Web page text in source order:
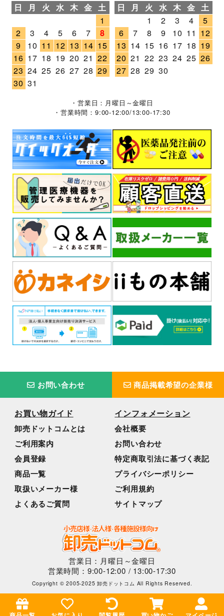
日
月 火 水 木 金 土
1
2
3 4 5 6 7
8
9
10 11 12 13 14 15
16 17 18 19 20 21 22
23 24 25 26 27 28 29
30 31
日
月 火 水 木 金 土
1
2 3 4
5
6
7 8 9 10 11 12
13 14 15 16 17 18 19
20 21 22 23 24 25 26
27 28 29 30
・営業日：月曜日～金曜日
・営業時間：9:00-12:00/13:00-17:30
お問い合わせ 商品掲載希望の企業様
お買い物ガイド
卸売ドットコムとは
ご利用案内
会員登録
商品一覧
取扱いメーカー様
よくあるご質問
インフォメーション
会社概要
お問い合わせ
特定商取引法に基づく表記
プライバシーポリシー
ご利用規約
サイトマップ
営業日：月曜日～金曜日
営業時間：9:00-12:00 / 13:00-17:30
Copyright © 2005-2025 卸売ドットコム All Rights Reserved.